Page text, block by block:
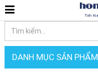
DANH MỤC SẢN PHẨM